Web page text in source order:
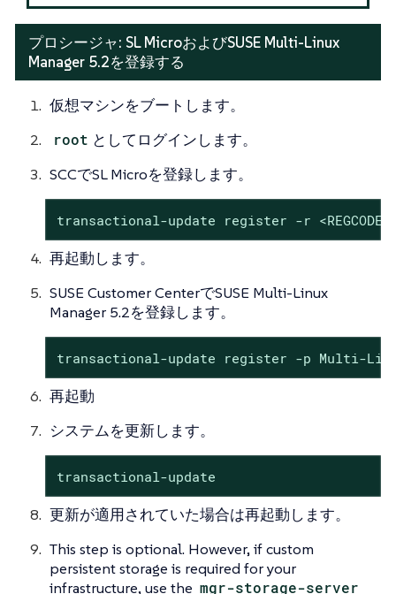
プロシージャ: SL MicroおよびSUSE Multi-Linux
Manager 5.2を登録する
仮想マシンをブートします。
root としてログインします。
SCCでSL Microを登録します。
transactional-update register -r
再起動します。
SUSE Customer CenterでSUSE Multi-Linux
Manager 5.2を登録します。
transactional-update register -p Multi-Linux-
再起動
システムを更新します。
transactional-update
更新が適用されていた場合は再起動します。
This step is optional. However, if custom
persistent storage is required for your
infrastructure, use the mgr-storage-server